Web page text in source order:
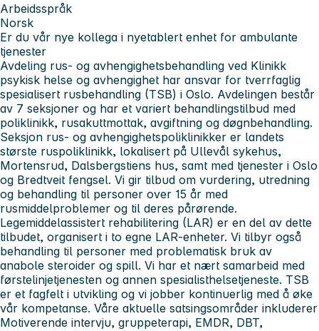
Arbeidsspråk
Norsk
Er du vår nye kollega i nyetablert enhet for ambulante
tjenester
Avdeling rus- og avhengighetsbehandling ved Klinikk
psykisk helse og avhengighet har ansvar for tverrfaglig
spesialisert rusbehandling (TSB) i Oslo. Avdelingen består
av 7 seksjoner og har et variert behandlingstilbud med
poliklinikk, rusakuttmottak, avgiftning og døgnbehandling.
Seksjon rus- og avhengighetspoliklinikker er landets
største ruspoliklinikk, lokalisert på Ullevål sykehus,
Mortensrud, Dalsbergstiens hus, samt med tjenester i Oslo
og Bredtveit fengsel. Vi gir tilbud om vurdering, utredning
og behandling til personer over 15 år med
rusmiddelproblemer og til deres pårørende.
Legemiddelassistert rehabilitering (LAR) er en del av dette
tilbudet, organisert i to egne LAR-enheter. Vi tilbyr også
behandling til personer med problematisk bruk av
anabole steroider og spill. Vi har et nært samarbeid med
førstelinjetjenesten og annen spesialisthelsetjeneste. TSB
er et fagfelt i utvikling og vi jobber kontinuerlig med å øke
vår kompetanse. Våre aktuelle satsingsområder inkluderer
Motiverende intervju, gruppeterapi, EMDR, DBT,